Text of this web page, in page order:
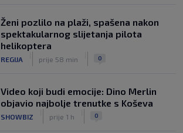
Ženi pozlilo na plaži, spašena nakon
spektakularnog slijetanja pilota
helikoptera
REGIJA prije 58 min 0
Video koji budi emocije: Dino Merlin
objavio najbolje trenutke s Koševa
SHOWBIZ prije 1 h 0